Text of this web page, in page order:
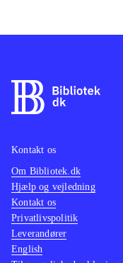
Kontakt os
Om Bibliotek.dk
Hjælp og vejledning
Kontakt os
Privatlivspolitik
Leverandører
English